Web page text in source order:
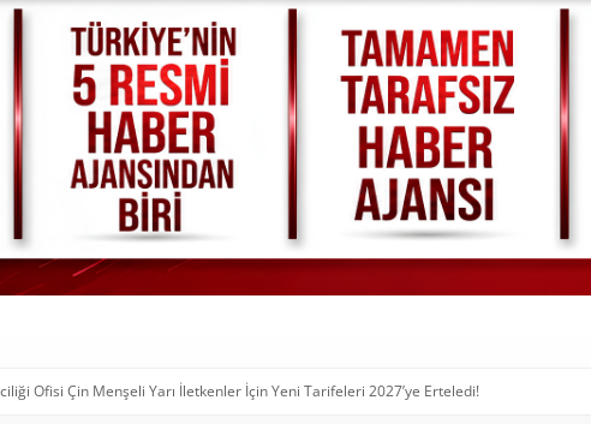
Ofisi Çin Menşeli Yarı İletkenler İçin Yeni Tarifeleri 2027’ye Erteledi!